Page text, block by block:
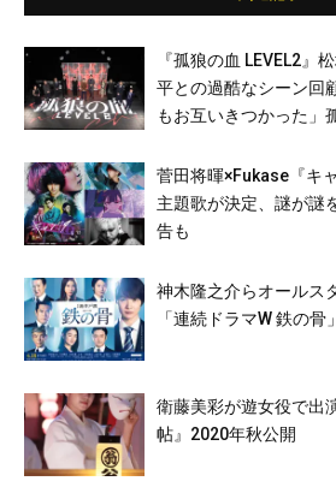
『孤狼の血 LEVEL2』
平との過酷なシーン回
もお互いきつかった」
菅田将暉×Fukase『キ
主題歌が決定、謎が謎
告も
神木隆之介らオールス
「連続ドラマW 鉄の
衛藤美彩が遊女役で出
帖』2020年秋公開